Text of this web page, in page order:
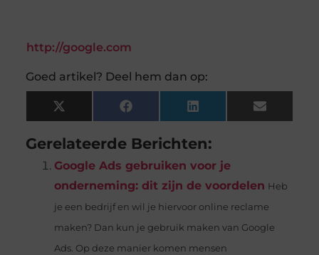
http://google.com
Goed artikel? Deel hem dan op:
X
(Twitter)
Facebook LinkedIn Email
Gerelateerde Berichten:
Google Ads gebruiken voor je
onderneming: dit zijn de voordelen Heb
je een bedrijf en wil je hiervoor online reclame
maken? Dan kun je gebruik maken van Google
Ads. Op deze manier komen mensen